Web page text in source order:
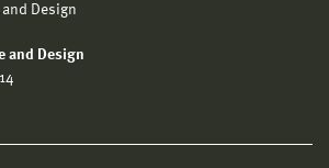
Design
and Design